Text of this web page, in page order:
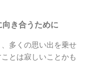
き合うために
多くの思い出を乗せ
とは寂しいことかも